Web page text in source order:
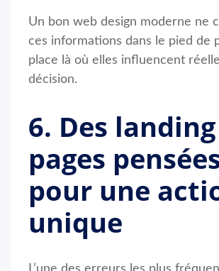
Un bon web design moderne ne
ces informations dans le pied de
place là où elles influencent
décision.
6. Des landing
pages
pour une
unique